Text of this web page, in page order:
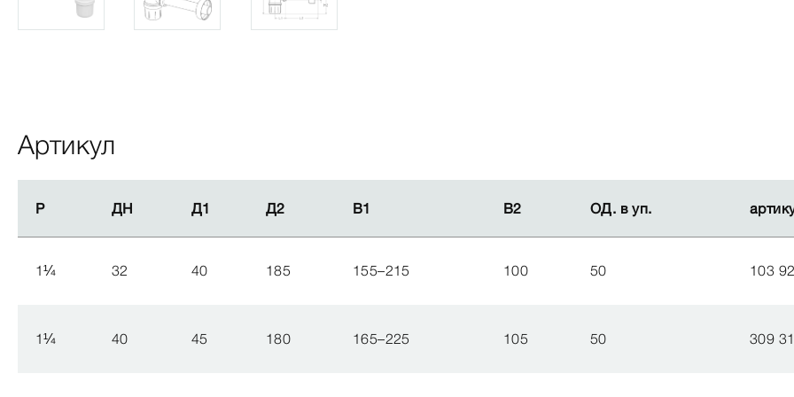
Артикул
Р ДН Д1 Д2 В1 В2 ОД. в уп.
Р ДН Д1 Д2 В1 В2 ОД. в уп.
1¼ 32 40 185 155–215 100 50 103
1¼ 40 45 180 165–225 105 50 309